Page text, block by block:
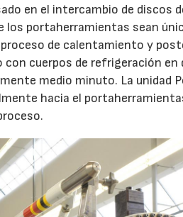
en el intercambio de discos
los portaherramientas sean
de calentamiento y
cuerpos de refrigeración
medio minuto. La unidad
hacia el